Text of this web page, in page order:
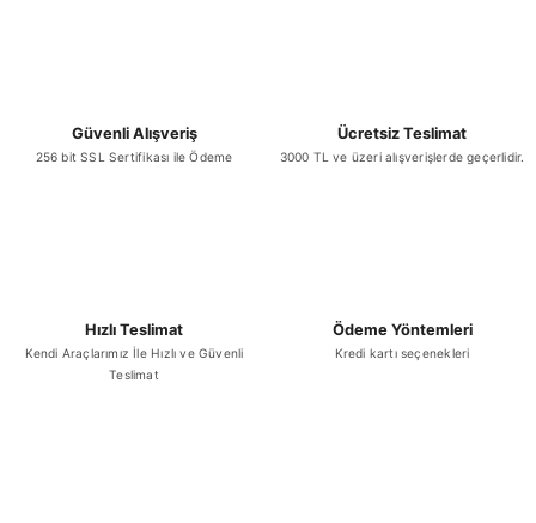
Güvenli Alışveriş
256 bit SSL Sertifikası ile Ödeme
Ücretsiz Teslimat
3000 TL ve üzeri alışverişlerde geçerlidir.
Hızlı Teslimat
Kendi Araçlarımız İle Hızlı ve Güvenli
Teslimat
Ödeme Yöntemleri
Kredi kartı seçenekleri